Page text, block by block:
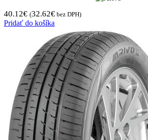
40.12€ (32.62€ bez DPH)
Pridať do košíka